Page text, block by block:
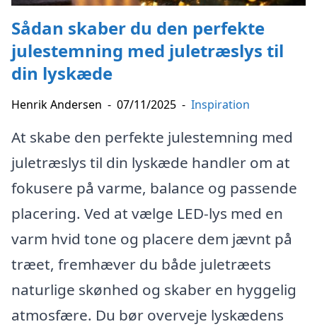
Sådan skaber du den perfekte
julestemning med juletræslys til
din lyskæde
Henrik Andersen - 07/11/2025 - Inspiration
At skabe den perfekte julestemning med
juletræslys til din lyskæde handler om at
fokusere på varme, balance og passende
placering. Ved at vælge LED-lys med en
varm hvid tone og placere dem jævnt på
træet, fremhæver du både juletræets
naturlige skønhed og skaber en hyggelig
atmosfære. Du bør overveje lyskædens